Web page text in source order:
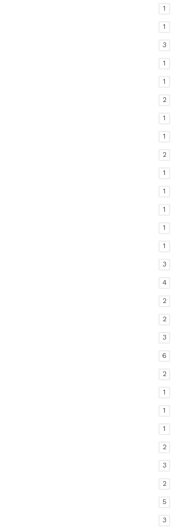
1
1
3
1
1
2
1
1
2
1
1
1
1
1
3
4
2
2
3
6
2
1
1
1
2
3
2
5
3